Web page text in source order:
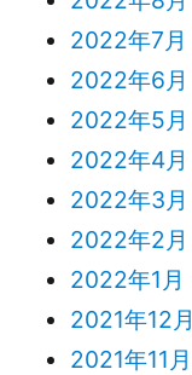
2022年7月
2022年6月
2022年5月
2022年4月
2022年3月
2022年2月
2022年1月
2021年12月
2021年11月